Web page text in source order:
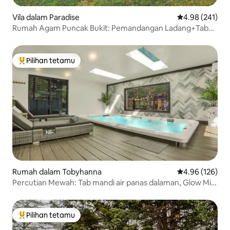
Vila dalam Paradise Penarafan
4.98 (241)
Rumah Agam Puncak Bukit: Pemandangan Ladang+Tab
Pilihan utama tetamu
Pilihan tetamu
Rumah dalam Tobyhanna Penarafan
4.96 (126)
Percutian Mewah: Tab mandi air panas dalaman, Glow Mini
Pilihan utama tetamu
Pilihan tetamu